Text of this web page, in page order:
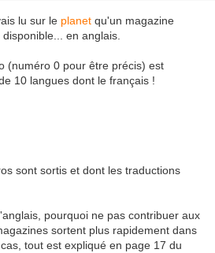
lu sur le planet qu'un magazine
en anglais.
(numéro 0 pour être précis) est
10 langues dont le français !
sont sortis et dont les traductions
pourquoi ne pas contribuer aux
sortent plus rapidement dans
tout est expliqué en page 17 du